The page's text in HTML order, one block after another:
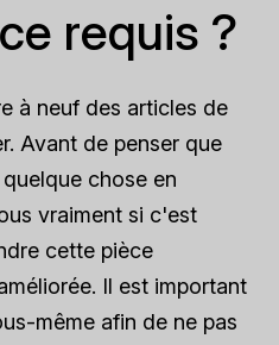
requis ?
à neuf des articles de
Avant de penser que
chose en
vraiment si c'est
cette pièce
Il est important
même afin de ne pas